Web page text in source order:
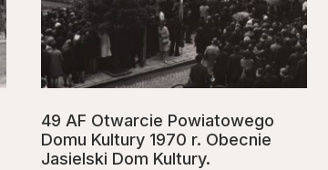
49 AF Otwarcie Powiatowego
Domu Kultury 1970 r. Obecnie
Jasielski Dom Kultury.